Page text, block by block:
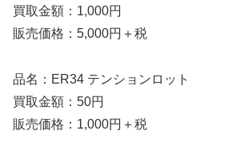
買取金額：1,000円
販売価格：5,000円＋税
品名：ER34 テンションロット
買取金額：50円
販売価格：1,000円＋税